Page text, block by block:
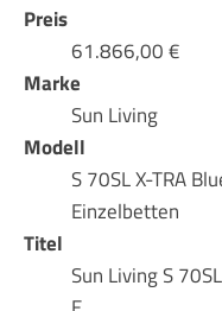
Preis
61.866,00 €
Marke
Sun Living
Modell
S 70SL X-TRA
Einzelbetten
Titel
Sun Living S